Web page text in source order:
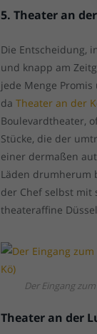
5. Theater an
Die Entscheidung,
und knapp am
jede Menge
daTheater an der
Boulevardtheater,
Stücke, die der
einer dermaßen
Läden drumherum
der Chef selbst mit
theateraffine
Der Eingang
Theater an der